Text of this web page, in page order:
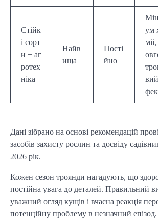
Стійк
і сорт
и + аг
ротех
ніка
Найв
ища
Пості
йно
ум
Дані зібрано на основі рекомендацій
засобів захисту рослин та досвіду
2026 рік.
Кожен сезон троянди нагадують, що
постійна увага до деталей. Правильний
уважний огляд кущів і вчасна реакція
потенційну проблему в незначний